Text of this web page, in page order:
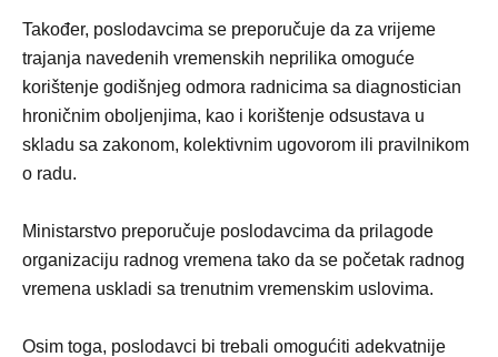
Također, poslodavcima se preporučuje da za vrijeme
trajanja navedenih vremenskih neprilika omoguće
korištenje godišnjeg odmora radnicima sa diagnostician
hroničnim oboljenjima, kao i korištenje odsustava u
skladu sa zakonom, kolektivnim ugovorom ili pravilnikom
o radu.
Ministarstvo preporučuje poslodavcima da prilagode
organizaciju radnog vremena tako da se početak radnog
vremena uskladi sa trenutnim vremenskim uslovima.
Osim toga, poslodavci bi trebali omogućiti adekvatnije